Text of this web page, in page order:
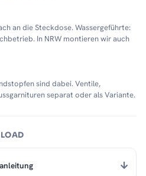
an die Steckdose. Wassergeführte:
In NRW montieren wir auch
sind dabei. Ventile,
separat oder als Variante.